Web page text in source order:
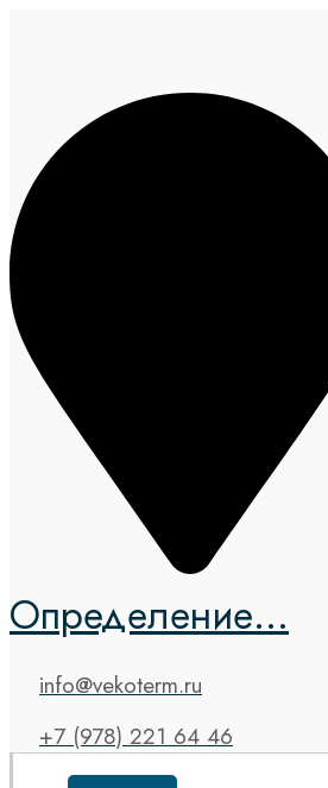
Определение...
info@vekoterm.ru
+7 (978) 221 64 46